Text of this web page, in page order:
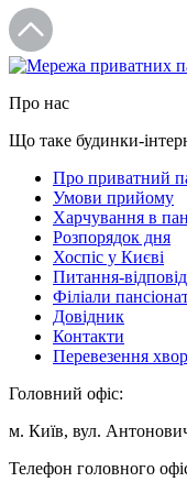
Про нас
Що таке будинки-
Про приватний
Умови прийому
Харчування в
Розпорядок дня
Хоспіс у Києві
Питання-
Філіали
Довідник
Контакти
Перевезення
Головний офіс:
м. Київ, вул.
Телефон головного